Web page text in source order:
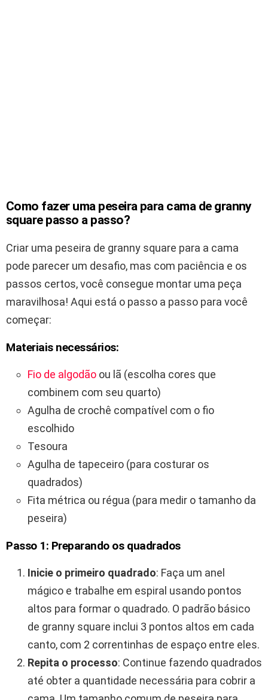
Como fazer uma peseira para cama de granny
square passo a passo?
Criar uma peseira de granny square para a cama
pode parecer um desafio, mas com paciência e os
passos certos, você consegue montar uma peça
maravilhosa! Aqui está o passo a passo para você
começar:
Materiais necessários:
Fio de algodão ou lã (escolha cores que
combinem com seu quarto)
Agulha de crochê compatível com o fio
escolhido
Tesoura
Agulha de tapeceiro (para costurar os
quadrados)
Fita métrica ou régua (para medir o tamanho da
peseira)
Passo 1: Preparando os quadrados
Inicie o primeiro quadrado: Faça um anel
mágico e trabalhe em espiral usando pontos
altos para formar o quadrado. O padrão básico
de granny square inclui 3 pontos altos em cada
canto, com 2 correntinhas de espaço entre eles.
Repita o processo: Continue fazendo quadrados
até obter a quantidade necessária para cobrir a